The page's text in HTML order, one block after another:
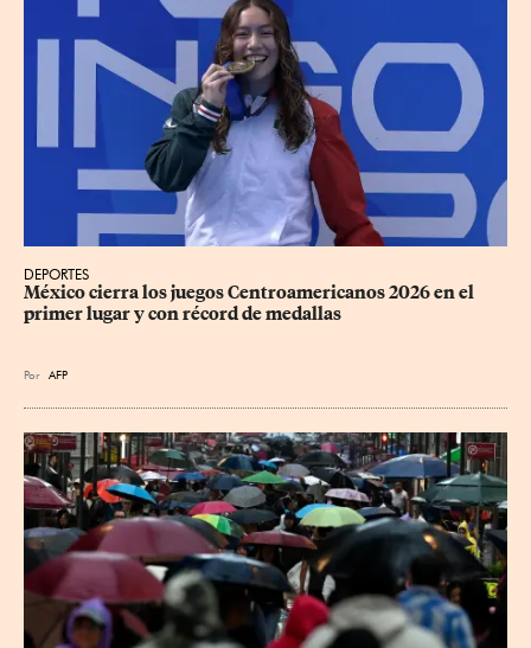
DEPORTES
México cierra los juegos Centroamericanos 2026 en el
primer lugar y con récord de medallas
Por AFP